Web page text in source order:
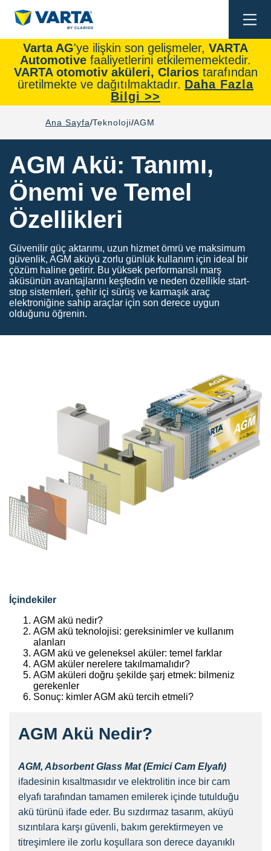
Varta AG'ye ilişkin son gelişmeler, VARTA
Automotive faaliyetlerini etkilememektedir.
VARTA otomotiv aküleri, Clarios tarafından
üretilmekte ve dağıtılmaktadır. Daha Fazla
Bilgi >>
Ana Sayfa Teknoloji AGM
AGM Akü: Tanımı,
Önemi ve Temel
Özellikleri
Güvenilir güç aktarımı, uzun hizmet ömrü ve maksimum
güvenlik, AGM aküyü zorlu günlük kullanım için ideal bir
çözüm haline getirir. Bu yüksek performanslı marş
aküsünün avantajlarını keşfedin ve neden özellikle start-
stop sistemleri, şehir içi sürüş ve karmaşık araç
elektroniğine sahip araçlar için son derece uygun
olduğunu öğrenin.
İçindekiler
AGM akü nedir?
AGM akü teknolojisi: gereksinimler ve kullanım
alanları
AGM akü ve geleneksel aküler: temel farklar
AGM aküler nerelere takılmamalıdır?
AGM aküleri doğru şekilde şarj etmek: bilmeniz
gerekenler
Sonuç: kimler AGM akü tercih etmeli?
AGM Akü Nedir?
AGM, Absorbent Glass Mat (Emici Cam Elyafı)
ifadesinin kısaltmasıdır ve elektrolitin ince bir cam
elyafı tarafından tamamen emilerek içinde tutulduğu
akü türünü ifade eder. Bu sızdırmaz tasarım, aküyü
sızıntılara karşı güvenli, bakım gerektirmeyen ve
titreşimlere ile zorlu koşullara son derece dayanıklı